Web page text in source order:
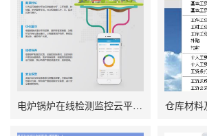
电炉锅炉在线检测监控云平台APP 仓库材料